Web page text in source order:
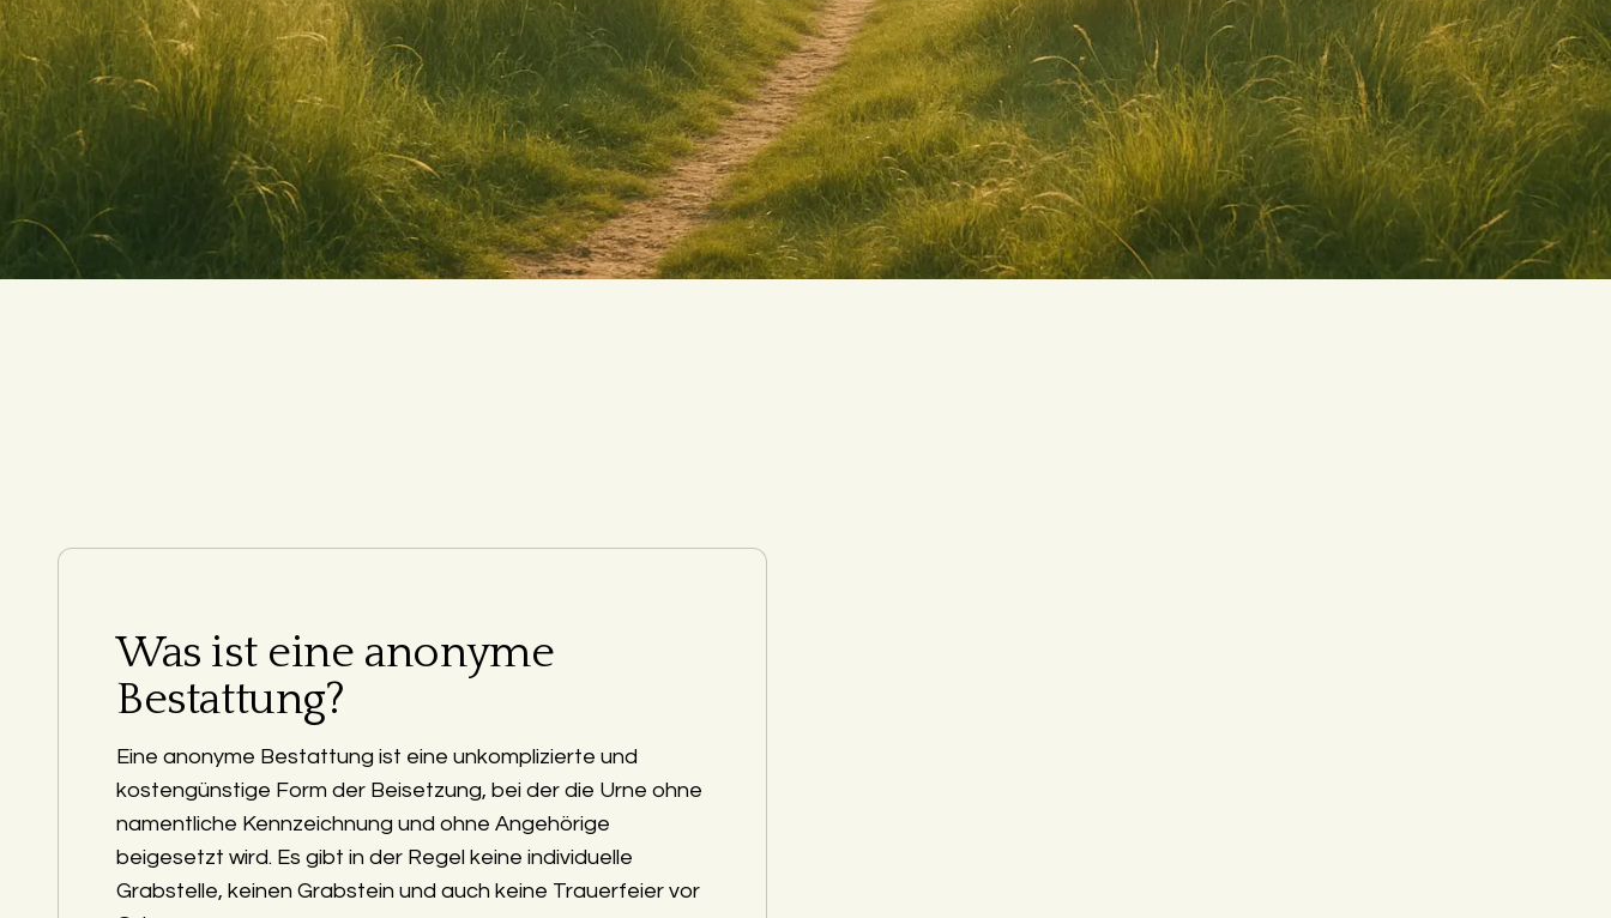
Was ist eine anonyme
Bestattung?
Eine anonyme Bestattung ist eine unkomplizierte und
kostengünstige Form der Beisetzung, bei der die Urne ohne
namentliche Kennzeichnung und ohne Angehörige
beigesetzt wird. Es gibt in der Regel keine individuelle
Grabstelle, keinen Grabstein und auch keine Trauerfeier vor